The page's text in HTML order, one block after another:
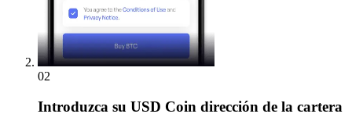
02
Introduzca su USD Coin dirección de la cartera